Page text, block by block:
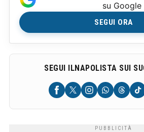
su Google
SEGUI ORA
SEGUI ILNAPOLISTA SUI